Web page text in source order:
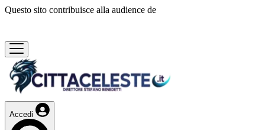
Questo sito contribuisce alla audience de
Accedi